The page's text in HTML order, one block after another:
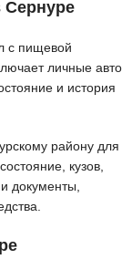
Сернуре
с пищевой
личные авто
и история
району для
кузов,
документы,